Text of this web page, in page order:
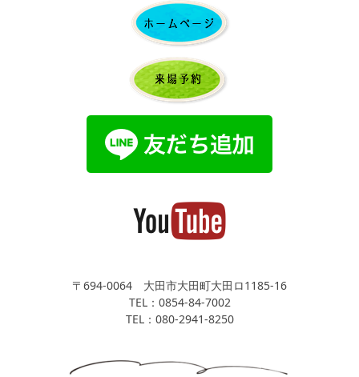
〒694-0064 大田市大田町大田ロ1185-16
TEL：0854-84-7002
TEL：080-2941-8250